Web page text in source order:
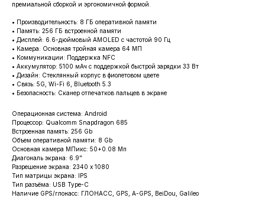
премиальной сборкой и эргономичной формой.
• Производительность: 8 ГБ оперативной памяти
• Память: 256 ГБ встроенной памяти
• Дисплей: 6.6-дюймовый AMOLED с частотой 90 Гц
• Камера: Основная тройная камера 64 МП
• Коммуникации: Поддержка NFC
• Аккумулятор: 5100 мАч с поддержкой быстрой зарядки 33 Вт
• Дизайн: Стеклянный корпус в фиолетовом цвете
• Связь: 5G, Wi-Fi 6, Bluetooth 5.3
• Безопасность: Сканер отпечатков пальцев в экране
Операционная система: Android
Процессор: Qualcomm Snapdragon 685
Встроенная память: 256 Gb
Объем оперативной памяти: 8 Gb
Основная камера МПикс: 50+0.08 Мп
Диагональ экрана: 6.9"
Разрешение экрана: 2340 x 1080
Тип матрицы экрана: IPS
Тип разъёма: USB Type-C
Наличие GPS/глонасс: ГЛОНАСС, GPS, A-GPS, BeiDou, Galileo